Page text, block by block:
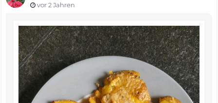
vor 2 Jahren